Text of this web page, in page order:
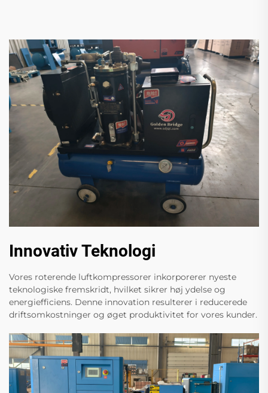
Innovativ Teknologi
Vores roterende luftkompressorer inkorporerer nyeste
teknologiske fremskridt, hvilket sikrer høj ydelse og
energiefficiens. Denne innovation resulterer i reducerede
driftsomkostninger og øget produktivitet for vores kunder.